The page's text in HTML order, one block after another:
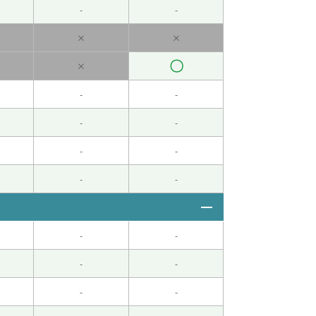
ていました。一人で勉強していると、わか
。 ( 40代 男性 )
やり方が分からなかったので、そのコツを
- -
× ×
× 〇
- -
- -
- -
- -
- -
- -
- -